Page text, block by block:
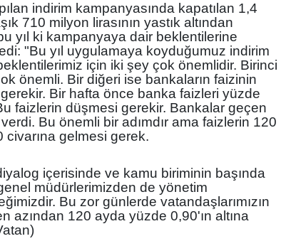
indirim kampanyasında kapatılan 1,4
710 milyon lirasının yastık altından
bu yıl ki kampanyaya dair beklentilerine
"Bu yıl uygulamaya koyduğumuz indirim
için iki şey çok önemlidir. Birinci
önemli. Bir diğeri ise bankaların faizinin
Bir hafta önce banka faizleri yüzde
faizlerin düşmesi gerekir. Bankalar geçen
Bu önemli bir adımdır ama faizlerin 120
gelmesi gerek.
içerisinde ve kamu biriminin başında
müdürlerimizden de yönetim
Bu zor günlerde vatandaşlarımızın
azından 120 ayda yüzde 0,90'ın altına